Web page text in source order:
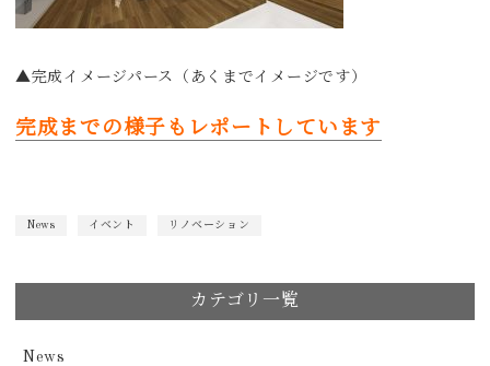
▲完成イメージパース（あくまでイメージです）
完成までの様子もレポートしています
News イベント リノベーション
カテゴリ一覧
News